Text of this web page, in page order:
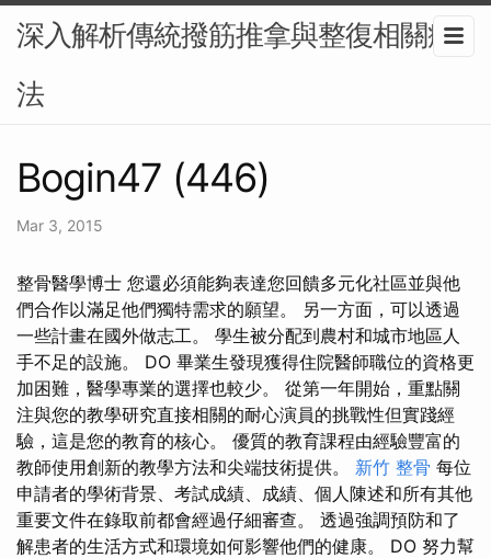
深入解析傳統撥筋推拿與整復相關療
法
Bogin47 (446)
Mar 3, 2015
整骨醫學博士 您還必須能夠表達您回饋多元化社區並與他
們合作以滿足他們獨特需求的願望。 另一方面，可以透過
一些計畫在國外做志工。 學生被分配到農村和城市地區人
手不足的設施。 DO 畢業生發現獲得住院醫師職位的資格更
加困難，醫學專業的選擇也較少。 從第一年開始，重點關
注與您的教學研究直接相關的耐心演員的挑戰性但實踐經
驗，這是您的教育的核心。 優質的教育課程由經驗豐富的
教師使用創新的教學方法和尖端技術提供。 新竹 整骨 每位
申請者的學術背景、考試成績、成績、個人陳述和所有其他
重要文件在錄取前都會經過仔細審查。 透過強調預防和了
解患者的生活方式和環境如何影響他們的健康。 DO 努力幫